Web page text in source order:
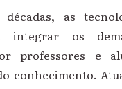
as
integrar os
professores e
conhecimento.